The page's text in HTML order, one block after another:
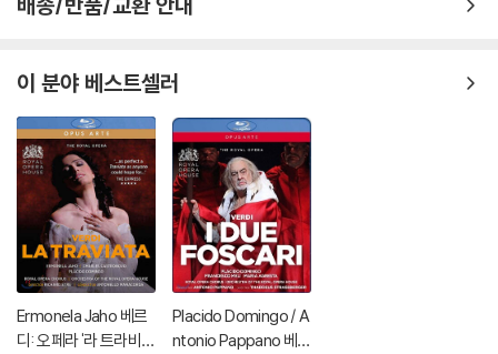
디스크에 미세한 잔 흠집이 남아있거나 인쇄 면이 깨끗하지 않은 경우가
※ 교환/반품 안내
1) 불량으로 인한 교환/반품 요청 시에는 불량 확인을 위해 개봉 시의 동영
상을 요청할 수 있으며, 동영상이 없는 경우 교환/반품이 제한될 수 있습니
다.
관련 사진과 동영상 및 재생 기기 모델명을 첨부하여 첨부하여 고객센터에
문의 바랍니다.
2) 사양 오인지, 오 구매, 변심 사유로의 반품은 제품 개봉 전에만 운임비
3) 스틸북 한정판, 초회 한정판의 경우 제작 수량이 한정되어 있고, 택배
이 분야 베스트셀러
Ermonela Jaho 베르
디: 오페라 '라 트라비아
Placido Domingo / A
ntonio Pappano 베르